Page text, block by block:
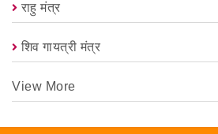
राहु मंत्र
शिव गायत्री मंत्र
View More